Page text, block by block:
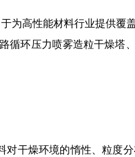
高性能材料行业提供覆
环压力喷雾造粒干燥塔
燥环境的惰性、粒度分